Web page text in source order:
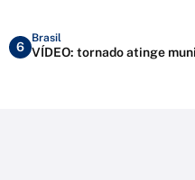
6
Brasil
VÍDEO: tornado atinge